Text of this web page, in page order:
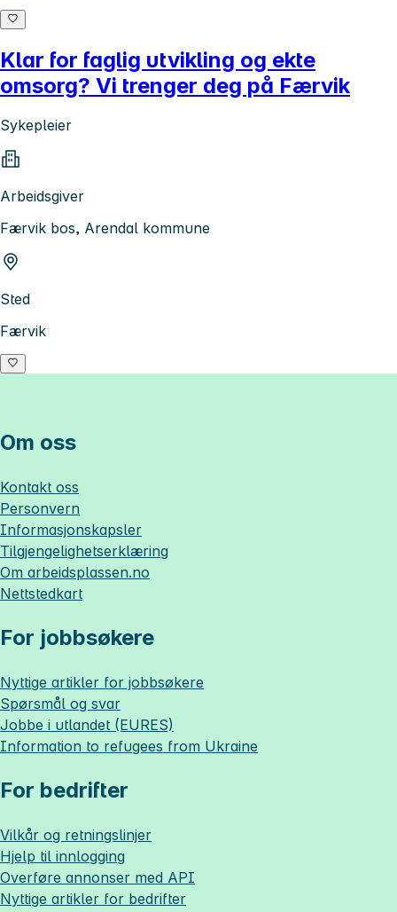
Klar for faglig utvikling og ekte
omsorg? Vi trenger deg på Færvik
Sykepleier
Arbeidsgiver
Færvik bos, Arendal kommune
Sted
Færvik
Om oss
Kontakt oss
Personvern
Informasjonskapsler
Tilgjengelighetserklæring
Om arbeidsplassen.no
Nettstedkart
For jobbsøkere
Nyttige artikler for jobbsøkere
Spørsmål og svar
Jobbe i utlandet (EURES)
Information to refugees from Ukraine
For bedrifter
Vilkår og retningslinjer
Hjelp til innlogging
Overføre annonser med API
Nyttige artikler for bedrifter